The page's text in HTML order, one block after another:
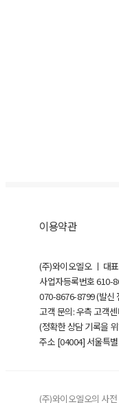
이용약관
(주)와이오엘오 ㅣ 대
사업자등록번호610-
070-8676-8799 (발신
고객 문의: 우측 고객
(정확한 상담 기록을
주소 [04004] 서울특
(주)와이오엘오의 사